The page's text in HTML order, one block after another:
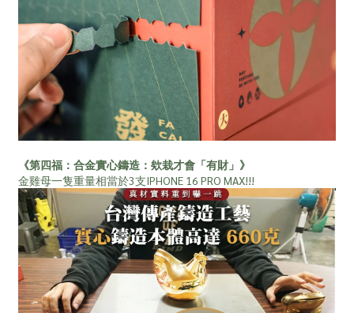
《第四福：合金實心鑄造：欸栽才會「有財」》
金雞母一隻重量相當於3支IPHONE 16 PRO MAX!!!